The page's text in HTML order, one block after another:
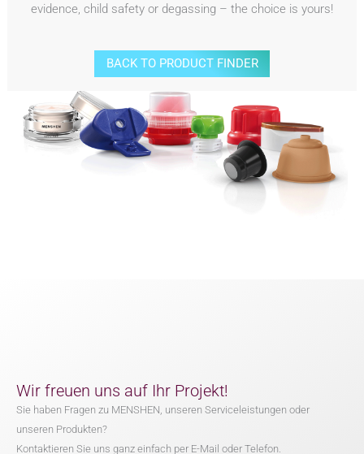
evidence, child safety or degassing – the choice is yours!
BACK TO PRODUCT FINDER
Wir freuen uns auf Ihr Projekt!
Sie haben Fragen zu MENSHEN, unseren Serviceleistungen oder
unseren Produkten?
Kontaktieren Sie uns ganz einfach per E-Mail oder Telefon.